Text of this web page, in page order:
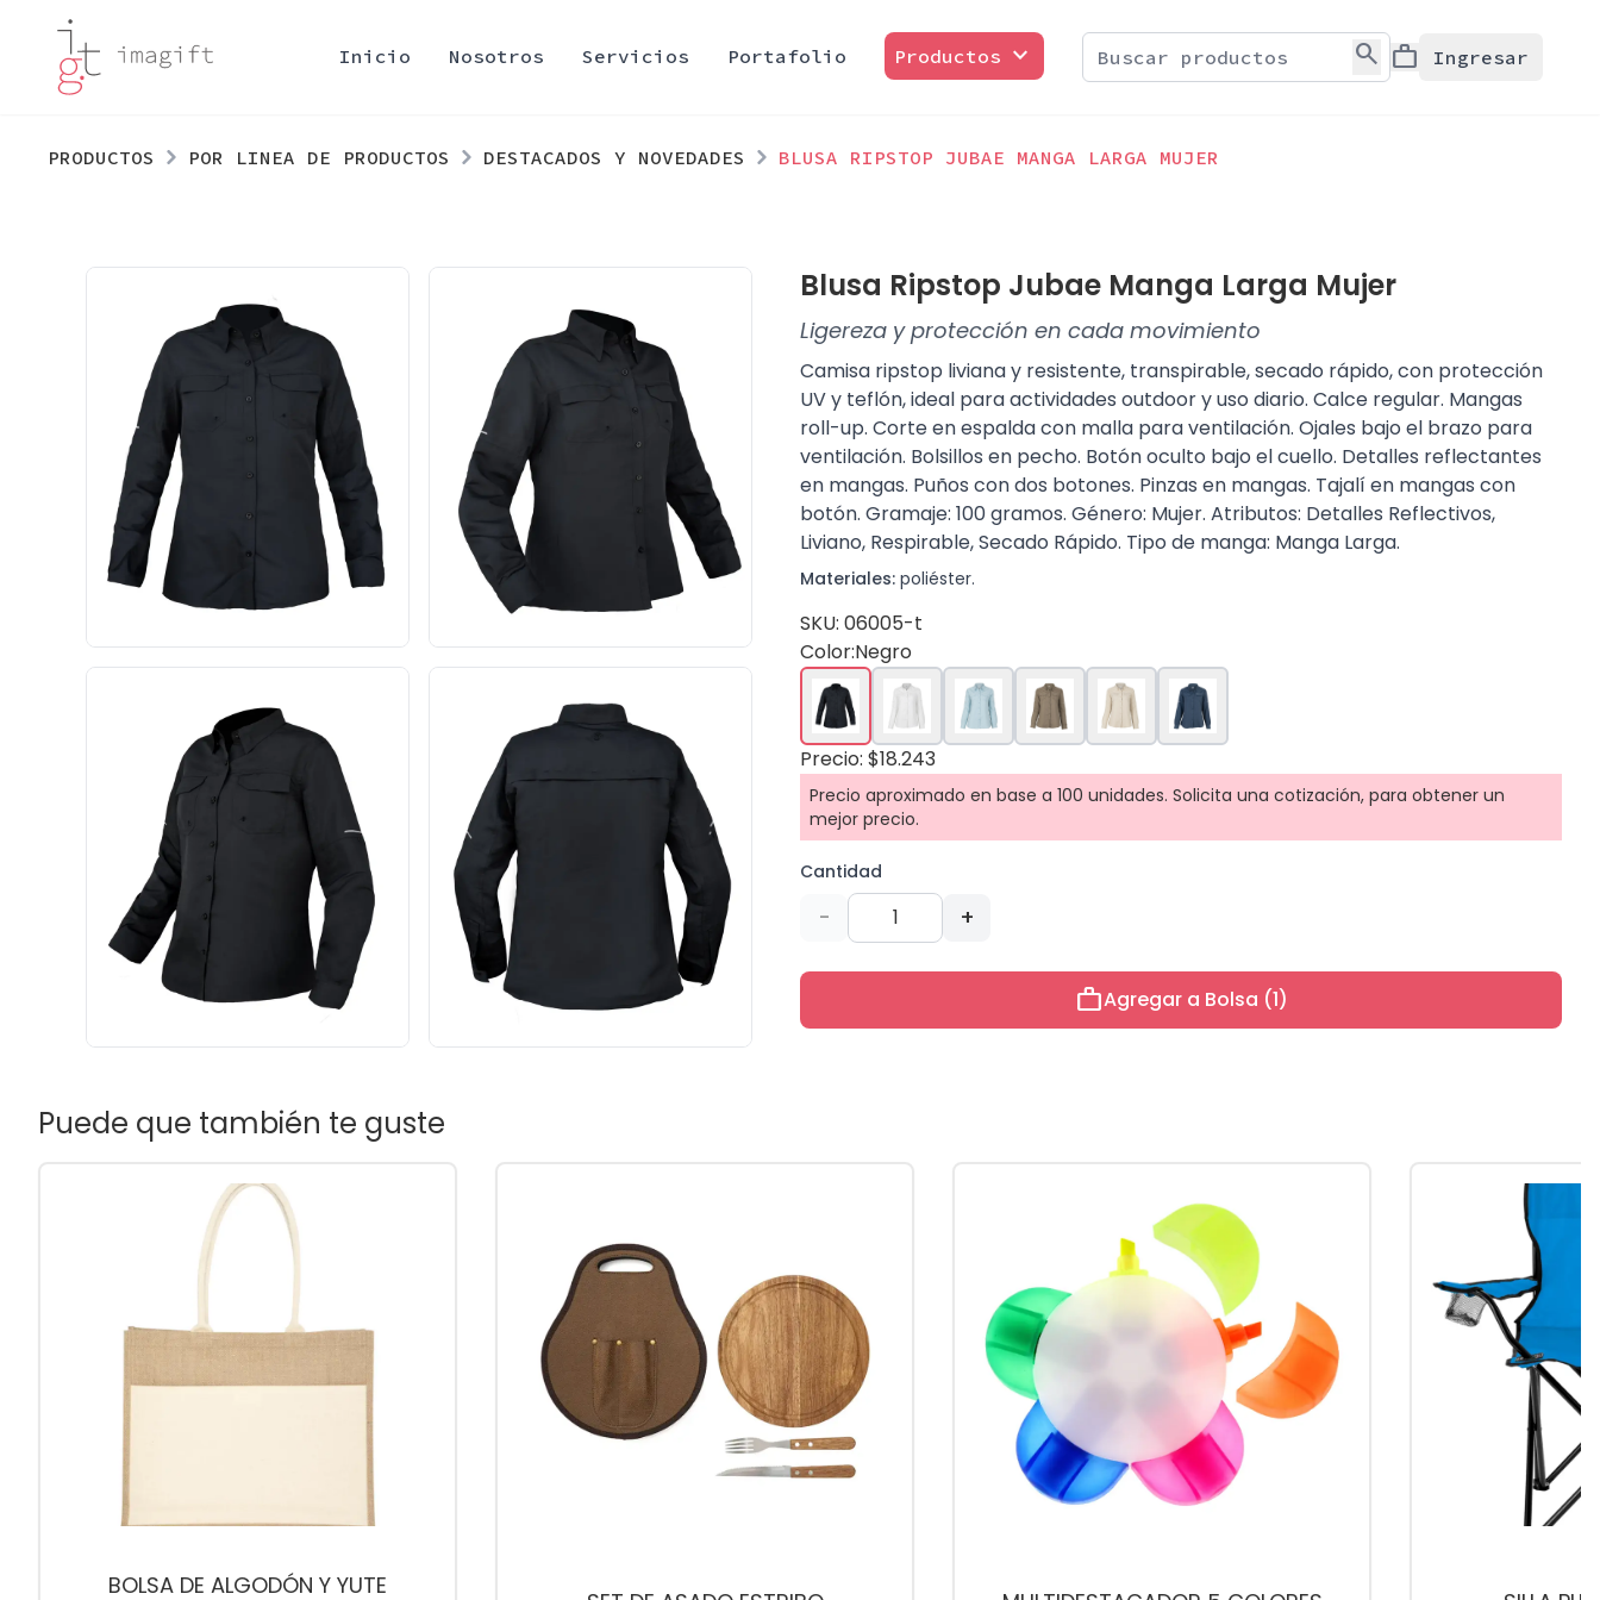
Inicio Nosotros Servicios Portafolio Productos expand_more search work Ingresar
PRODUCTOS POR LINEA DE PRODUCTOS DESTACADOS Y NOVEDADES BLUSA RIPSTOP JUBAE MANGA LARGA MUJER
Blusa Ripstop Jubae Manga Larga Mujer
Ligereza y protección en cada movimiento
Camisa ripstop liviana y resistente, transpirable, secado rápido, con protección
UV y teflón, ideal para actividades outdoor y uso diario. Calce regular. Mangas
roll-up. Corte en espalda con malla para ventilación. Ojales bajo el brazo para
ventilación. Bolsillos en pecho. Botón oculto bajo el cuello. Detalles reflectantes
en mangas. Puños con dos botones. Pinzas en mangas. Tajalí en mangas con
botón. Gramaje: 100 gramos. Género: Mujer. Atributos: Detalles Reflectivos,
Liviano, Respirable, Secado Rápido. Tipo de manga: Manga Larga.
Materiales: poliéster.
SKU: 06005-t
Color:Negro
Precio: $18.243
Precio aproximado en base a 100 unidades. Solicita una cotización, para obtener un
mejor precio.
Cantidad
- +
workAgregar a Bolsa (1)
Puede que también te guste
BOLSA DE ALGODÓN Y YUTE